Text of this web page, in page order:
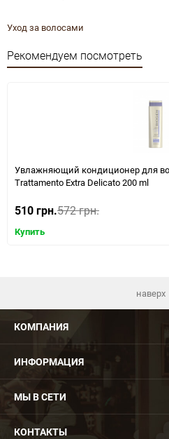
Уход за волосами
Рекомендуем посмотреть
Увлажняющий кондиционер для
Trattamento Extra Delicato 200 ml
510 грн.572 грн.
Купить
наверх
КОМПАНИЯ
ИНФОРМАЦИЯ
МЫ В СЕТИ
КОНТАКТЫ